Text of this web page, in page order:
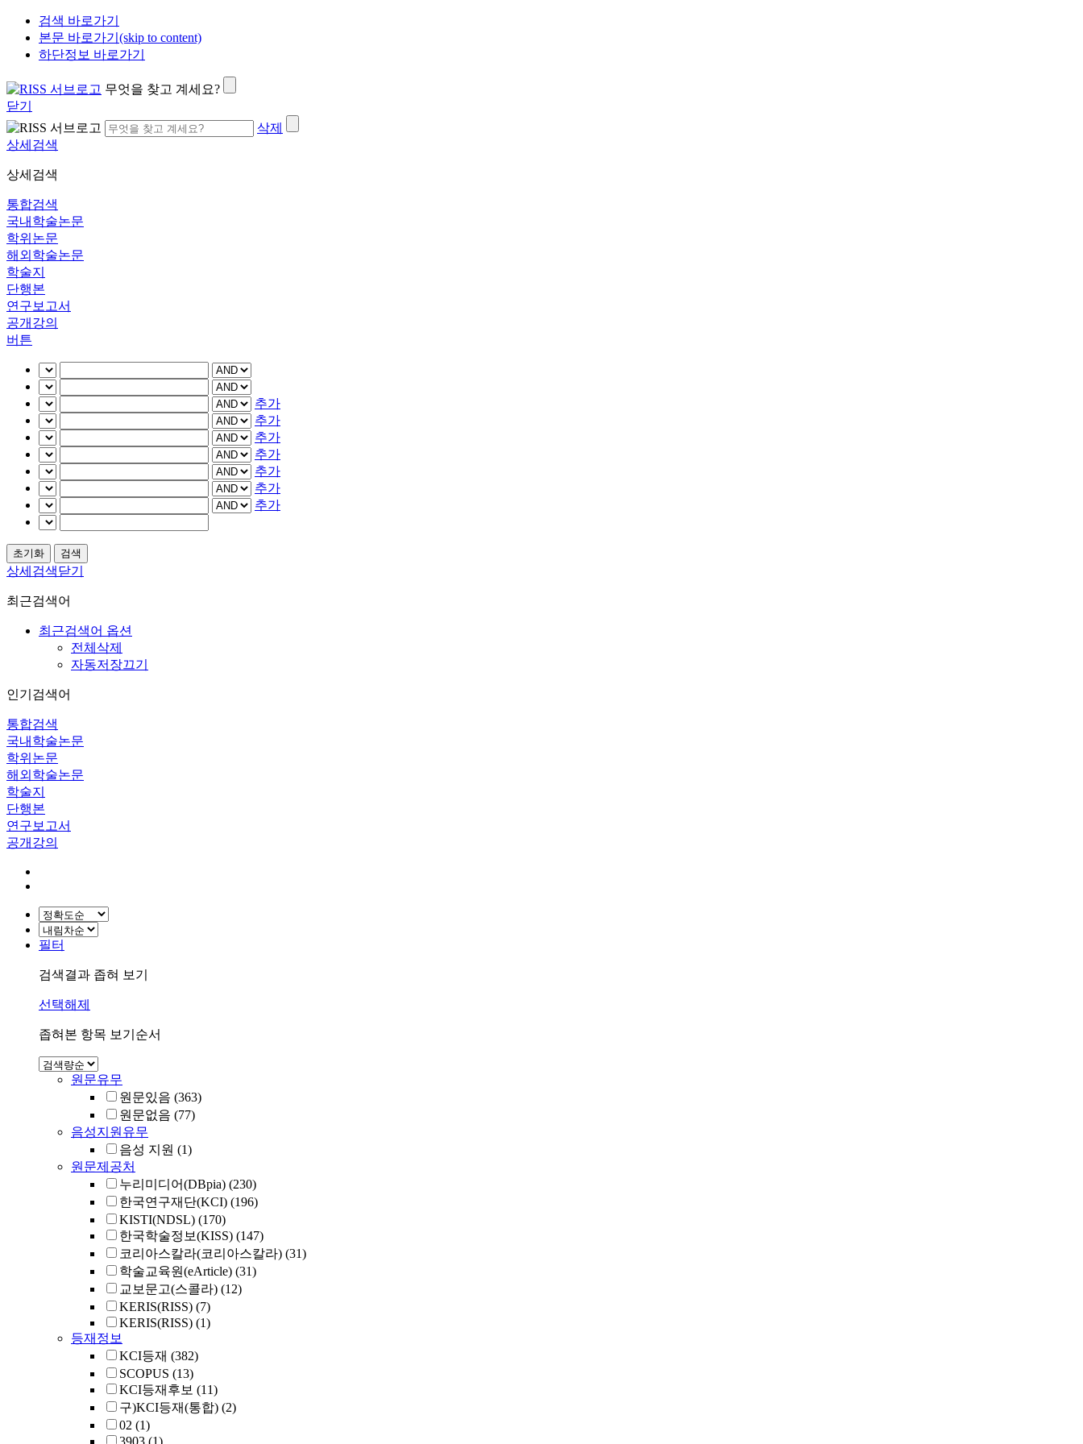
검색 바로가기
본문 바로가기(skip to content)
하단정보 바로가기
무엇을 찾고 계세요?
닫기
삭제
상세검색
상세검색
통합검색
국내학술논문
학위논문
해외학술논문
학술지
단행본
연구보고서
공개강의
버튼
추가
추가
추가
추가
추가
추가
추가
상세검색닫기
최근검색어
최근검색어 옵션
전체삭제
자동저장끄기
인기검색어
통합검색
국내학술논문
학위논문
해외학술논문
학술지
단행본
연구보고서
공개강의
필터
검색결과 좁혀 보기
선택해제
좁혀본 항목 보기순서
원문유무
원문있음 (363)
원문없음 (77)
음성지원유무
음성 지원 (1)
원문제공처
누리미디어(DBpia) (230)
한국연구재단(KCI) (196)
KISTI(NDSL) (170)
한국학술정보(KISS) (147)
코리아스칼라(코리아스칼라) (31)
학술교육원(eArticle) (31)
교보문고(스콜라) (12)
KERIS(RISS) (7)
KERIS(RISS) (1)
등재정보
KCI등재 (382)
SCOPUS (13)
KCI등재후보 (11)
구)KCI등재(통합) (2)
02 (1)
3903 (1)